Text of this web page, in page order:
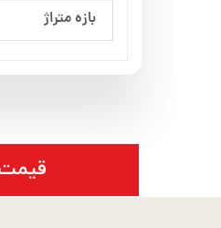
بازه متراژ
​قیمت